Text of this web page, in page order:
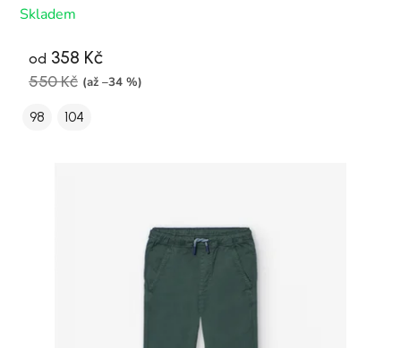
Skladem
od 358 Kč
550 Kč (až –34 %)
98 104